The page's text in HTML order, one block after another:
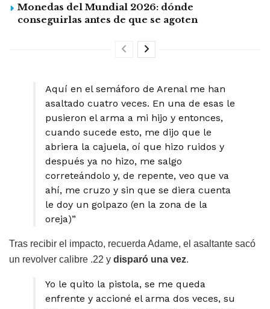
Monedas del Mundial 2026: dónde
conseguirlas antes de que se agoten
Aquí en el semáforo de Arenal me han
asaltado cuatro veces. En una de esas le
pusieron el arma a mi hijo y entonces,
cuando sucede esto, me dijo que le
abriera la cajuela, oí que hizo ruidos y
después ya no hizo, me salgo
correteándolo y, de repente, veo que va
ahí, me cruzo y sin que se diera cuenta
le doy un golpazo (en la zona de la
oreja)”
Tras recibir el impacto, recuerda Adame, el asaltante sacó
un revolver calibre .22 y disparó una vez.
Yo le quito la pistola, se me queda
enfrente y accioné el arma dos veces, su